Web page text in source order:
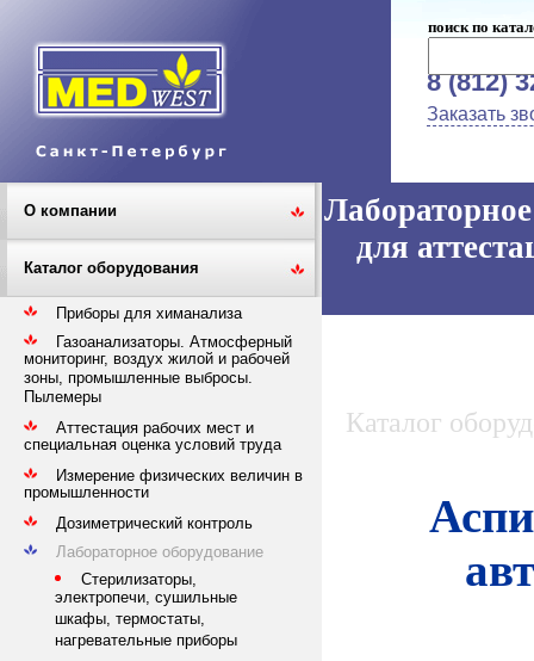
поиск по
8 (812)
Заказать
О компании
Каталог оборудования
Приборы для химанализа
Газоанализаторы. Атмосферный
мониторинг, воздух жилой и рабочей
зоны, промышленные выбросы.
Пылемеры
Аттестация рабочих мест и
специальная оценка условий труда
Измерение физических величин в
промышленности
Дозиметрический контроль
Лабораторное оборудование
Стерилизаторы,
электропечи, сушильные
шкафы, термостаты,
нагревательные приборы
для
Каталог